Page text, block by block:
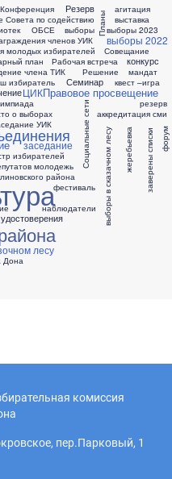
Совета по содействию
план
молодых избирателей
Конференция
члена ТИК
членов УИК
избиратель
ОБСЕ
УИК
Планы
Правовое просвещение
о выборах
Рабочая встреча
избирателей
Резерв
Решение
Семинар
Совещание
Социальные сети
района
ЦИК
агитация
аккредитация сми
выборы
выборы 2022
выборы 2023
выборы в сказачном лесу
лесу
Дона
выставка
жеребьевка заверены списки
заседание
квест –игра
конкурс
мандат
молодежь
наблюдатели
резерв
фестиваль
форум
комиссия
пер.Парковый, 1